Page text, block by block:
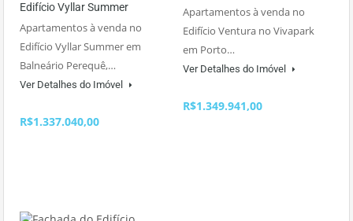
Edifício Vyllar Summer
Apartamentos à venda no
Edifício Vyllar Summer em
Balneário Perequê,…
Ver Detalhes do Imóvel
R$1.337.040,00
Apartamentos à venda no
Edifício Ventura no Vivapark
em Porto…
Ver Detalhes do Imóvel
R$1.349.941,00